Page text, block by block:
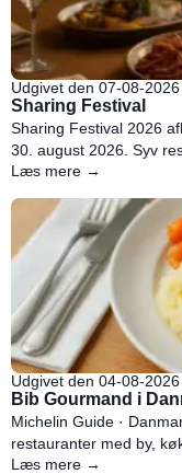
Udgivet den 07-08-2026
Sharing Festival
Sharing Festival 2026
30. august 2026. Syv
Læs mere →
Udgivet den 04-08-2026
Bib Gourmand i
Michelin Guide ·
restauranter med by,
Læs mere →